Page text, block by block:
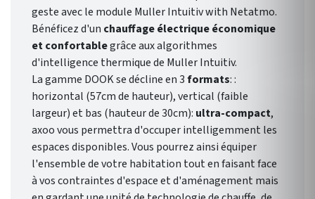
geste avec le module Muller Intuitiv with Netatmo.
Bénéficez d'un chauffage électrique économique
et confortablegrâce aux algorithmes
d'intelligence thermique de Muller Intuitiv.
La gamme DOOK se décline en 3formats: :
horizontal (57cm de hauteur), vertical (faible
largeur) et bas (hauteur de 30cm): ultra-compact,
axoo vous permettra d'occuper intelligemment les
espaces disponibles. Vous pourrez ainsi équiper
l'ensemble de votre habitation tout en faisant face
à vos contraintes d'espace et d'aménagement mais